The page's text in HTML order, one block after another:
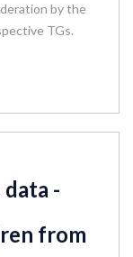
by the
TGs.
-
from